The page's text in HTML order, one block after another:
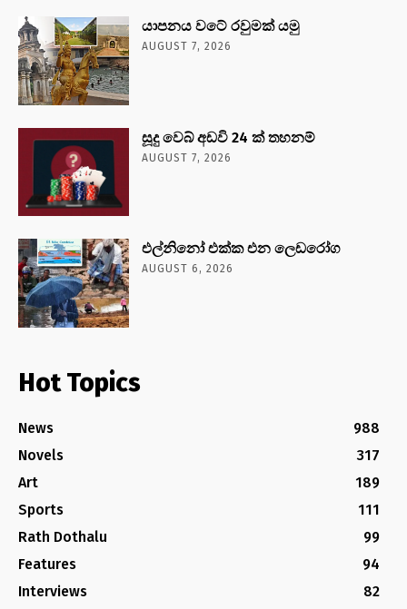
යාපනය වටේ රවුමක් යමු
AUGUST 7, 2026
සූදු වෙබ් අඩවි 24 ක් තහනම්
AUGUST 7, 2026
එල්නිනෝ එක්ක එන ලෙඩරෝග
AUGUST 6, 2026
Hot Topics
News
988
Novels
317
Art
189
Sports
111
Rath Dothalu
99
Features
94
Interviews
82